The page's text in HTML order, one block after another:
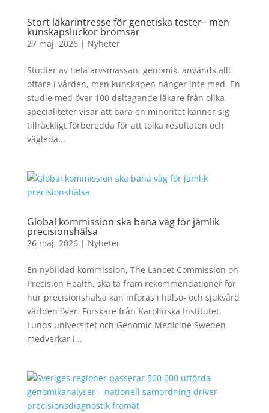
Stort läkarintresse för genetiska tester– men
kunskapsluckor bromsar
27 maj, 2026| Nyheter
Studier av hela arvsmassan, genomik, används allt
oftare i vården, men kunskapen hänger inte med. En
studie med över 100 deltagande läkare från olika
specialiteter visar att bara en minoritet känner sig
tillräckligt förberedda för att tolka resultaten och
vägleda...
Global kommission ska bana väg för jämlik
precisionshälsa
26 maj, 2026| Nyheter
En nybildad kommission, The Lancet Commission on
Precision Health, ska ta fram rekommendationer för
hur precisionshälsa kan införas i hälso- och sjukvård
världen över. Forskare från Karolinska Institutet,
Lunds universitet och Genomic Medicine Sweden
medverkar i...